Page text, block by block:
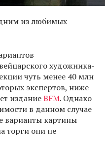
из любимых
художника-
чуть менее 40 млн
экспертов, ниже
изданиеBFM. Однако
в данном случае
варианты картины
торги они не